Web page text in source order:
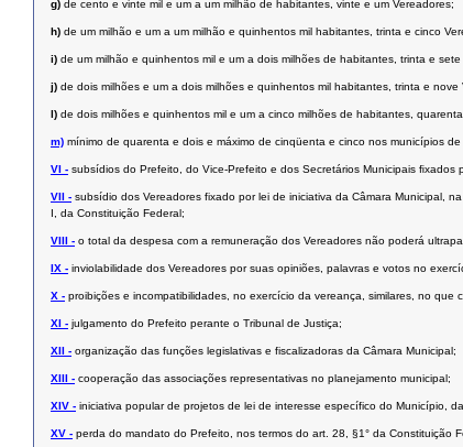
g) de cento e vinte mil e um a um milhão de habitantes, vinte e um Vereadores;
h) de um milhão e um a um milhão e quinhentos mil habitantes, trinta e cinco
i) de um milhão e quinhentos mil e um a dois milhões de habitantes, trinta e sete
j) de dois milhões e um a dois milhões e quinhentos mil habitantes, trinta e nove
l) de dois milhões e quinhentos mil e um a cinco milhões de habitantes,
m) mínimo de quarenta e dois e máximo de cinqüenta e cinco nos municípios
VI - subsídios do Prefeito, do Vice-Prefeito e dos Secretários Municipais
VII - subsídio dos Vereadores fixado por lei de iniciativa da Câmara Municipal,
I, da Constituição Federal;
VIII - o total da despesa com a remuneração dos Vereadores não poderá
IX - inviolabilidade dos Vereadores por suas opiniões, palavras e votos no
X - proibições e incompatibilidades, no exercício da vereança, similares, no
XI - julgamento do Prefeito perante o Tribunal de Justiça;
XII - organização das funções legislativas e fiscalizadoras da Câmara Municipal;
XIII - cooperação das associações representativas no planejamento municipal;
XIV - iniciativa popular de projetos de lei de interesse específico do Município,
XV - perda do mandato do Prefeito, nos termos do art. 28, §1° da Constituição